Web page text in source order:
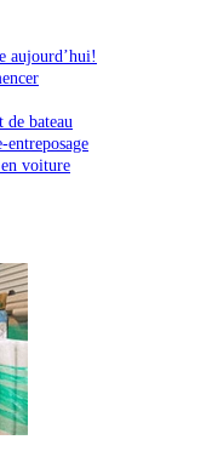
aujourd’hui!
bateau
voiture